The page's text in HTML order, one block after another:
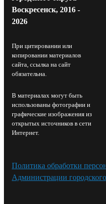
Воскресенск, 2016 -
2026
При цитировании или
копировании материалов
сайта, ссылка на сайт
обязательна.
В материалах могут быть
использованы фотографии и
графические изображения из
открытых источников в сети
Интернет.
Политика обработки
Администрации